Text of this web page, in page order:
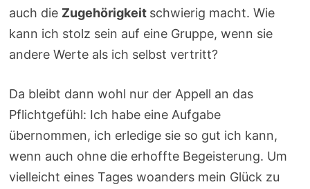
auch die Zugehörigkeit schwierig macht. Wie
kann ich stolz sein auf eine Gruppe, wenn sie
andere Werte als ich selbst vertritt?
Da bleibt dann wohl nur der Appell an das
Pflichtgefühl: Ich habe eine Aufgabe
übernommen, ich erledige sie so gut ich kann,
wenn auch ohne die erhoffte Begeisterung. Um
vielleicht eines Tages woanders mein Glück zu